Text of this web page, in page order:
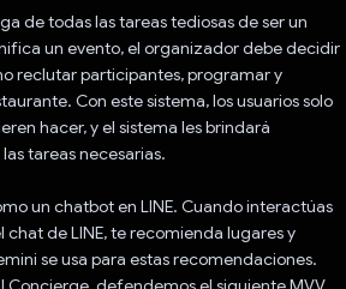
de todas las tareas tediosas de ser un
un evento, el organizador debe decidir
reclutar participantes, programar y
Con este sistema, los usuarios solo
hacer, y el sistema les brindará
tareas necesarias.
un chatbot en LINE. Cuando interactúas
chat de LINE, te recomienda lugares y
se usa para estas recomendaciones.